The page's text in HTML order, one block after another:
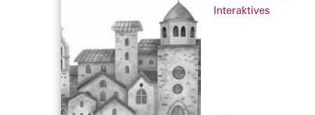
Interaktives